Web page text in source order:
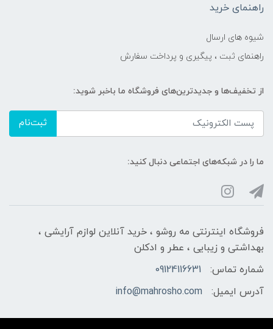
راهنمای خرید
شیوه های ارسال
راهنمای ثبت ، پیگیری و پرداخت سفارش
از تخفیف‌ها و جدیدترین‌های فروشگاه ما باخبر شوید:
ثبت‌نام
ما را در شبکه‌های اجتماعی دنبال کنید:
فروشگاه اینترنتی مه‌ رو‌شو ، خرید آنلاین لوازم آرایشی ،
بهداشتی و زیبایی ، عطر و ادکلن
شماره تماس:
09124116631
آدرس ایمیل:
info@mahrosho.com